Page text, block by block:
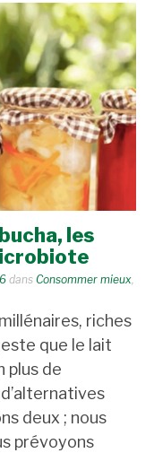
les
dans Consommer mieux,
riches
que le lait
plus de
deux ; nous
prévoyons